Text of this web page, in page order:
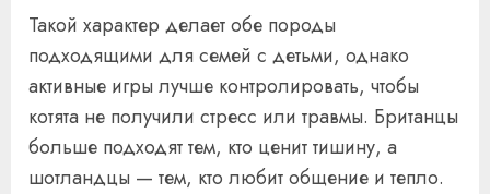
Такой характер делает обе породы
подходящими для семей с детьми, однако
активные игры лучше контролировать, чтобы
котята не получили стресс или травмы. Британцы
больше подходят тем, кто ценит тишину, а
шотландцы — тем, кто любит общение и тепло.